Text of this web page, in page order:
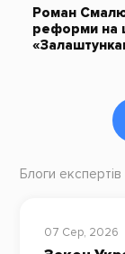
Роман
реформи на
Блоги експертів
07 Сер, 2026